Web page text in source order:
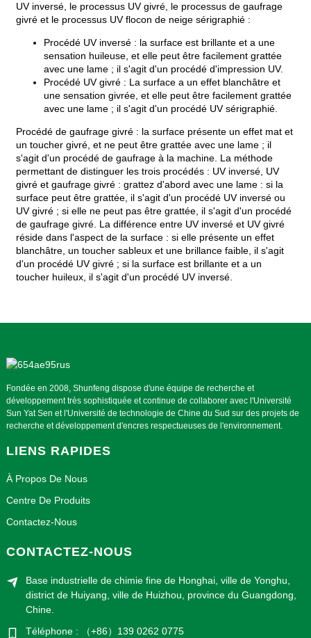
UV inversé, le processus UV givré, le processus de gaufrage
givré et le processus UV flocon de neige sérigraphié :
Procédé UV inversé : la surface est brillante et a une
sensation huileuse, et elle peut être facilement grattée
avec une lame ; il s'agit d'un procédé d'impression UV.
Procédé UV givré : La surface a un effet blanchâtre et
une sensation givrée, et elle peut être facilement grattée
avec une lame ; il s'agit d'un procédé UV sérigraphié.
Procédé de gaufrage givré : la surface présente un effet mat et
un toucher givré, et ne peut être grattée avec une lame ; il
s'agit d'un procédé de gaufrage à la machine. La méthode
permettant de distinguer les trois procédés : UV inversé, UV
givré et gaufrage givré : grattez d'abord avec une lame : si la
surface peut être grattée, il s'agit d'un procédé UV inversé ou
UV givré ; si elle ne peut pas être grattée, il s'agit d'un procédé
de gaufrage givré. La différence entre UV inversé et UV givré
réside dans l'aspect de la surface : si elle présente un effet
blanchâtre, un toucher sableux et une brillance faible, il s'agit
d'un procédé UV givré ; si la surface est brillante et a un
toucher huileux, il s'agit d'un procédé UV inversé.
Fondée en 2008, Shunfeng dispose d'une équipe de recherche et
développement très sophistiquée et continue de collaborer avec l'Université
Sun Yat Sen et l'Université de technologie de Chine du Sud sur des projets de
recherche et développement d'encres respectueuses de l'environnement.
LIENS RAPIDES
À Propos De Nous
Centre De Produits
Contactez-Nous
CONTACTEZ-NOUS
Base industrielle de chimie fine de Honghai, ville de Yonghu,
district de Huiyang, ville de Huizhou, province du Guangdong,
Chine.
Téléphone : （+86）139 0262 0775